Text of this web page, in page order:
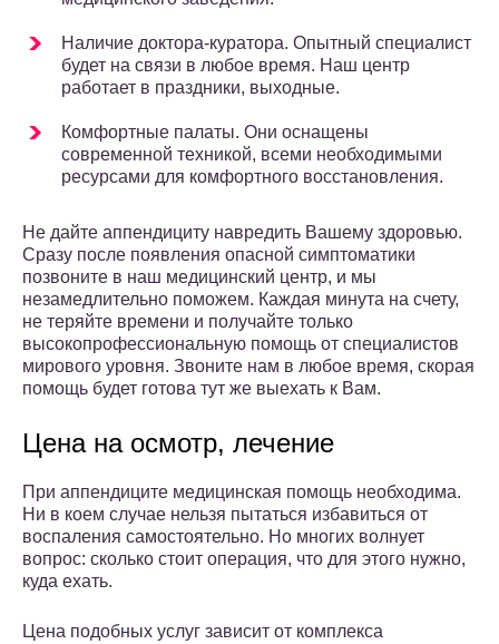
Наличие доктора-куратора. Опытный специалист
будет на связи в любое время. Наш центр
работает в праздники, выходные.
Комфортные палаты. Они оснащены
современной техникой, всеми необходимыми
ресурсами для комфортного восстановления.
Не дайте аппендициту навредить Вашему здоровью.
Сразу после появления опасной симптоматики
позвоните в наш медицинский центр, и мы
незамедлительно поможем. Каждая минута на счету,
не теряйте времени и получайте только
высокопрофессиональную помощь от специалистов
мирового уровня. Звоните нам в любое время, скорая
помощь будет готова тут же выехать к Вам.
Цена на осмотр, лечение
При аппендиците медицинская помощь необходима.
Ни в коем случае нельзя пытаться избавиться от
воспаления самостоятельно. Но многих волнует
вопрос: сколько стоит операция, что для этого нужно,
куда ехать.
Цена подобных услуг зависит от комплекса